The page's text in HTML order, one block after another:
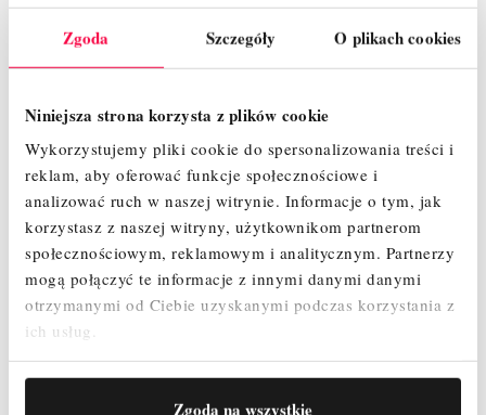
Zgoda Szczegóły O plikach cookies
Niniejsza strona korzysta z plików cookie
Wykorzystujemy pliki cookie do spersonalizowania treści i
reklam, aby oferować funkcje społecznościowe i
analizować ruch w naszej witrynie. Informacje o tym, jak
korzystasz z naszej witryny, użytkownikom partnerom
społecznościowym, reklamowym i analitycznym. Partnerzy
mogą połączyć te informacje z innymi danymi danymi
otrzymanymi od Ciebie uzyskanymi podczas korzystania z
ich usług.
Zgoda na wszystkie
SZCZEGÓŁY PRODUKTU